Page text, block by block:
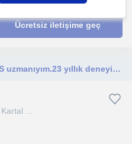
Ücretsiz iletişime geç
Meb'de,ingilizce editörü ve LGS uzmanıyım.23 yıllık deneyime sahibim.Başöğretmenim.
...